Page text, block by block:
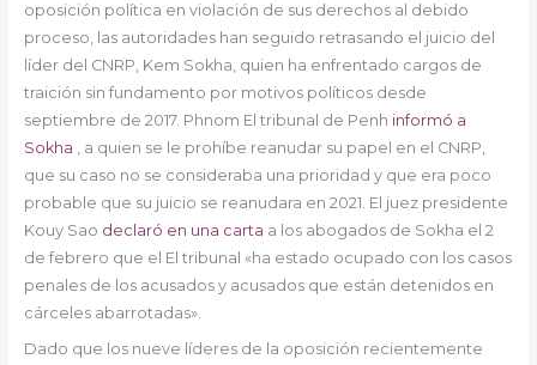
oposición política en violación de sus derechos al debido
proceso, las autoridades han seguido retrasando el juicio del
líder del CNRP, Kem Sokha, quien ha enfrentado cargos de
traición sin fundamento por motivos políticos desde
septiembre de 2017. Phnom El tribunal de Penh informó a
Sokha , a quien se le prohíbe reanudar su papel en el CNRP,
que su caso no se consideraba una prioridad y que era poco
probable que su juicio se reanudara en 2021. El juez presidente
Kouy Sao declaró en una carta a los abogados de Sokha el 2
de febrero que el El tribunal «ha estado ocupado con los casos
penales de los acusados y acusados que están detenidos en
cárceles abarrotadas».
Dado que los nueve líderes de la oposición recientemente